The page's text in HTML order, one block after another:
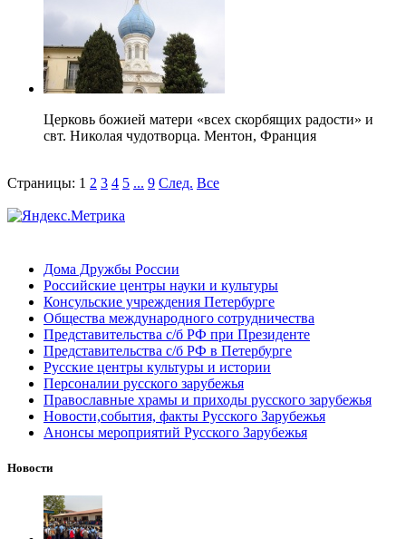
Церковь божией матери «всех скорбящих радости» и
свт. Николая чудотворца. Ментон, Франция
Страницы: 1 2 3 4 5 ... 9 След. Все
Дома Дружбы России
Российские центры науки и культуры
Консульские учреждения Петербурге
Общества международного сотрудничества
Представительства с/б РФ при Президенте
Представительства с/б РФ в Петербурге
Русские центры культуры и истории
Персоналии русского зарубежья
Православные храмы и приходы русского зарубежья
Новости,события, факты Русского Зарубежья
Анонсы мероприятий Русского Зарубежья
Новости